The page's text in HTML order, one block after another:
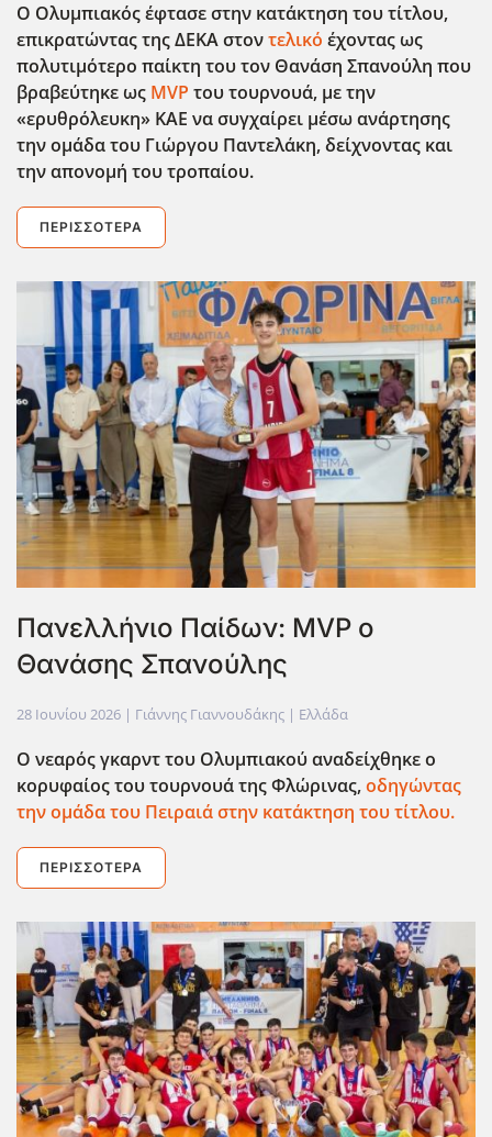
Ο Ολυμπιακός έφτασε στην κατάκτηση του τίτλου,
επικρατώντας της ΔΕΚΑ στοντελικό έχοντας ως
πολυτιμότερο παίκτη του τον Θανάση Σπανούλη που
βραβεύτηκε ως MVP του τουρνουά, με την
«ερυθρόλευκη» ΚΑΕ να συγχαίρει μέσω ανάρτησης
την ομάδα του Γιώργου Παντελάκη, δείχνοντας και
την απονομή του τροπαίου.
ΠΕΡΙΣΣΌΤΕΡΑ
Πανελλήνιο Παίδων: MVP ο
Θανάσης Σπανούλης
28 Ιουνίου 2026 | Γιάννης Γιαννουδάκης | Ελλάδα
Ο νεαρός γκαρντ του Ολυμπιακού αναδείχθηκε ο
κορυφαίος του τουρνουά της Φλώρινας,οδηγώντας
την ομάδα του Πειραιά στην κατάκτηση του τίτλου.
ΠΕΡΙΣΣΌΤΕΡΑ